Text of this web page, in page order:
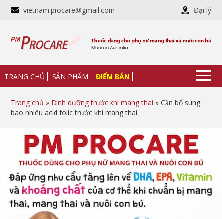
vietnam.procare@gmail.com Đại lý
TRANG CHỦ SẢN PHẨM ĐIỂM BÁN
Trang chủ » Dinh dưỡng trước khi mang thai » Cần bổ sung
bao nhiêu acid folic trước khi mang thai